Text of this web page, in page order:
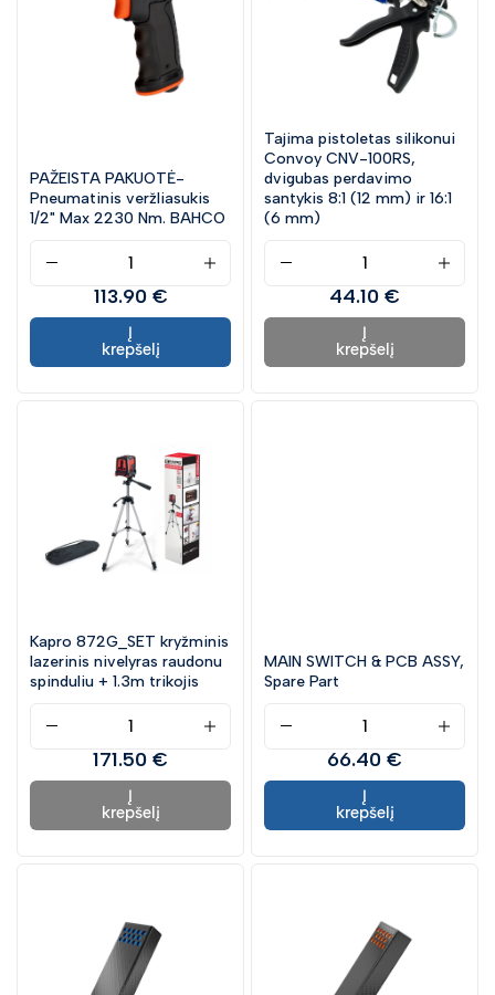
PAŽEISTA PAKUOTĖ-
Pneumatinis veržliasukis
1/2" Max 2230 Nm. BAHCO
113.90 €
Į
krepšelį
Tajima pistoletas silikonui
Convoy CNV-100RS,
dvigubas perdavimo
santykis 8:1 (12 mm) ir 16:1
(6 mm)
44.10 €
Į
krepšelį
Kapro 872G_SET kryžminis
lazerinis nivelyras raudonu
spinduliu + 1.3m trikojis
171.50 €
Į
krepšelį
MAIN SWITCH & PCB ASSY,
Spare Part
66.40 €
Į
krepšelį